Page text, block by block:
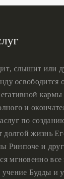
слышит или
освободится
и
по
долгой жизнь
Ринпоче и
мгновенно
Будды и